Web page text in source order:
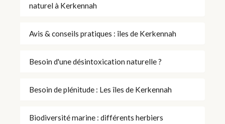
naturel à Kerkennah
Avis & conseils pratiques : îles de Kerkennah
Besoin d'une désintoxication naturelle ?
Besoin de plénitude : Les îles de Kerkennah
Biodiversité marine : différents herbiers